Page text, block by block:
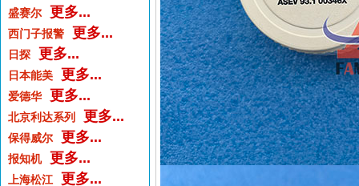
盛赛尔 更多...
西门子报警 更多...
日探 更多...
日本能美 更多...
爱德华 更多...
北京利达系列 更多...
保得威尔 更多...
报知机 更多...
上海松江 更多...